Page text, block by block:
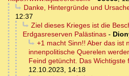
Danke, Hintergründe und
12:37
Ziel dieses Krieges ist die
Erdgasreserven Palästinas -
+1 macht Sinn!! Aber das ist
innenpolitische Querelen
Feind getüncht. Das Wichtigste
12.10.2023, 14:18